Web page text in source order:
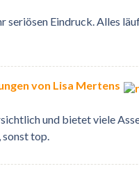
seriösen Eindruck. Alles
von Lisa Mertens
und bietet viele
top.